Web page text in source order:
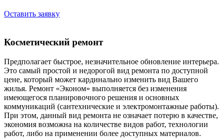
Оставить заявку
Косметический ремонт
Предполагает быстрое, незначительное обновление интерьера.
Это самый простой и недорогой вид ремонта по доступной
цене, который может кардинально изменить вид Вашего
жилья. Ремонт «Эконом» выполняется без изменения
имеющегося планировочного решения и основных
коммуникаций (сантехнические и электромонтажные работы).
При этом, данный вид ремонта не означает потерю в качестве,
экономия возможна на количестве видов работ, технологии
работ, либо на применении более доступных материалов.